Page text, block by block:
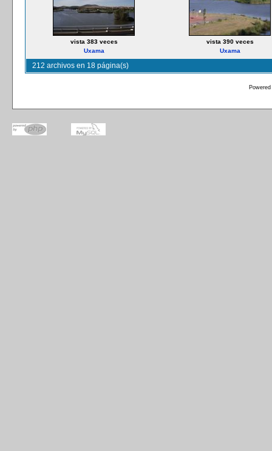
vista 383 veces
Uxama
vista 390 veces
Uxama
212 archivos en 18 página(s)